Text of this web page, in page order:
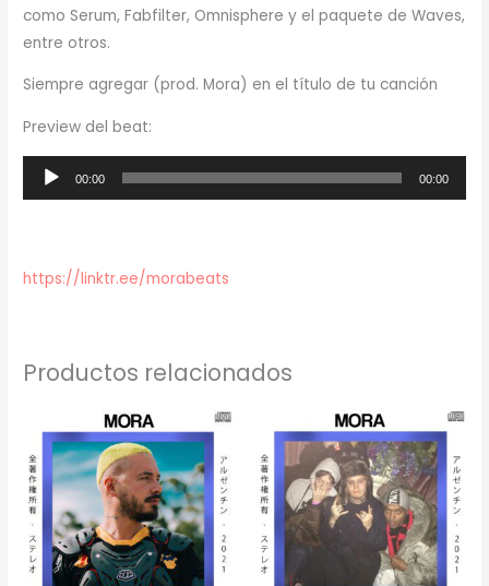
como Serum, Fabfilter, Omnisphere y el paquete de Waves,
entre otros.
Siempre agregar (prod. Mora) en el título de tu canción
Preview del beat:
Reproductor
de
00:00 00:00
https://linktr.ee/morabeats
Productos relacionados